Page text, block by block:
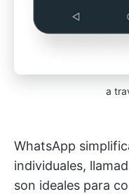
a
WhatsApp
individuales,
son ideales para